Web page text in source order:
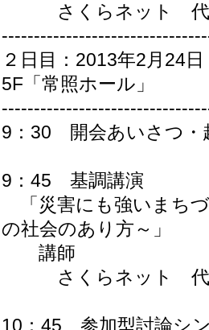
さくらネット 代
２日目：2013年2月24
5F「常照ホール」
9：30 開会あいさつ・
9：45 基調講演
「災害にも強いまち
の社会のあり方～」
講師
さくらネット 代
10：45 参加型討論シ